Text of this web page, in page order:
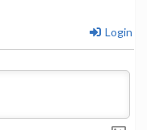
Login